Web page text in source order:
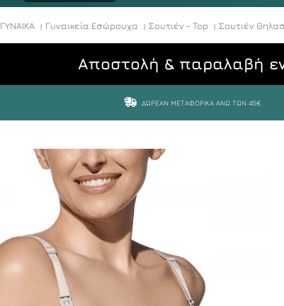
ΓΥΝΑΙΚΑ Γυναικεία Εσώρουχα Σουτιέν - Top Σουτιέν
Aποστολή & παραλαβή
ΔΩΡΕΆΝ ΜΕΤΑΦΟΡΙΚΆ ΆΝΩ ΤΩΝ 45€